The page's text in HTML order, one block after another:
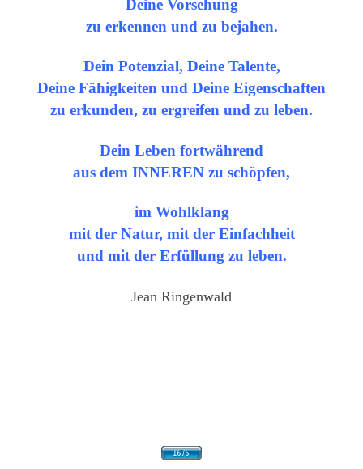
Deine Vorsehung
zu erkennen und zu bejahen.
Dein Potenzial, Deine Talente,
Deine Fähigkeiten und Deine Eigenschaften
zu erkunden, zu ergreifen und zu leben.
Dein Leben fortwährend
aus dem INNEREN zu schöpfen,
im Wohlklang
mit der Natur, mit der Einfachheit
und mit der Erfüllung zu leben.
Jean Ringenwald